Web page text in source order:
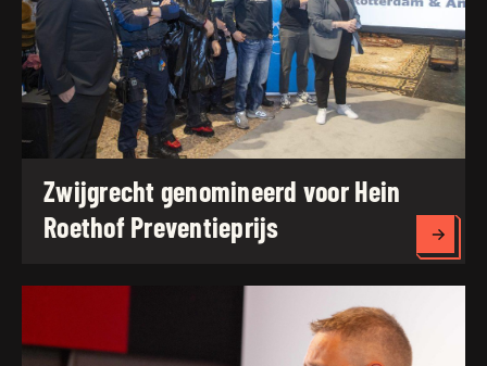
Zwijgrecht genomineerd voor Hein
Roethof Preventieprijs
Lees